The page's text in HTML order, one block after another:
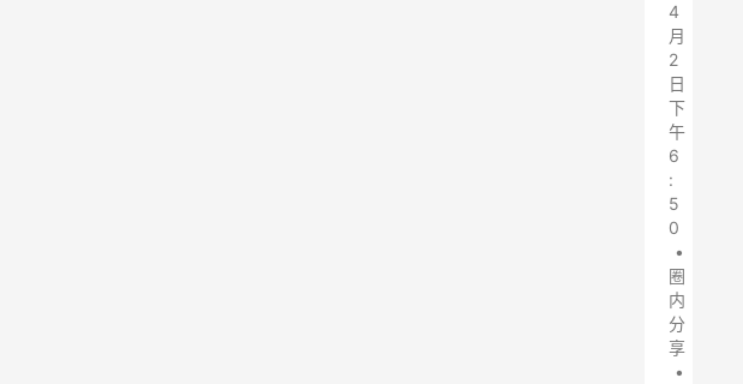
4
月
2
日
下
午
6
:
5
0
•
圈
内
分
享
•